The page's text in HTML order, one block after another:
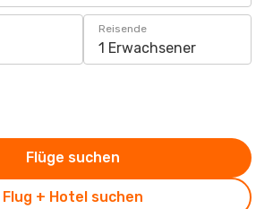
Reisende
1 Erwachsener
Flug + Hotel suchen
Flüge suchen